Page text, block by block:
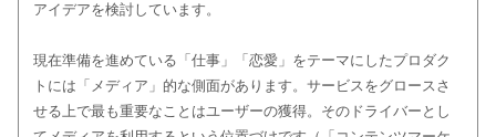
アイデアを検討しています。
現在準備を進めている「仕事」「恋愛」をテーマにしたプロダク
トには「メディア」的な側面があります。サービスをグロースさ
せる上で最も重要なことはユーザーの獲得。そのドライバーとし